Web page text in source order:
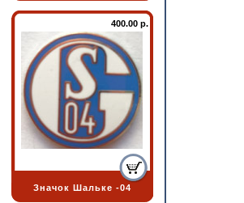
400.00 р.
Значок Шальке -04